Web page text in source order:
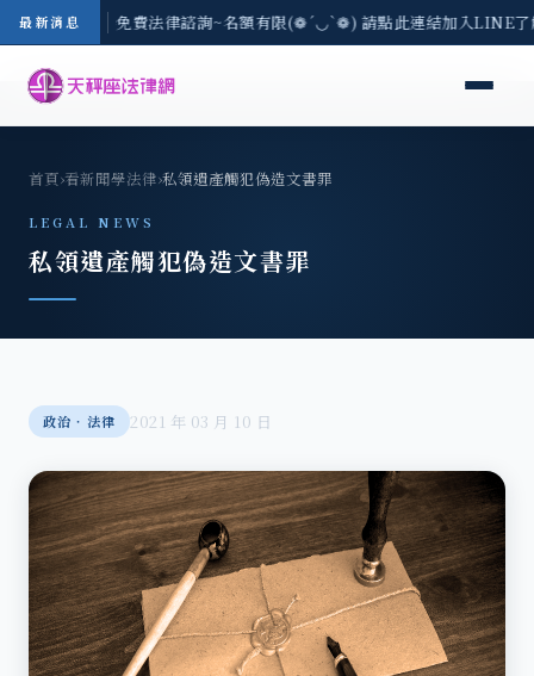
最新消息
-8/3(一) 現場免費法律諮詢~名額有限(❁´◡`❁) 請點此連結加入LINE
首頁›看新聞學法律›私領遺產觸犯偽造文書罪
LEGAL NEWS
私領遺產觸犯偽造文書罪
政治‧法律 2021 年 03 月 10 日